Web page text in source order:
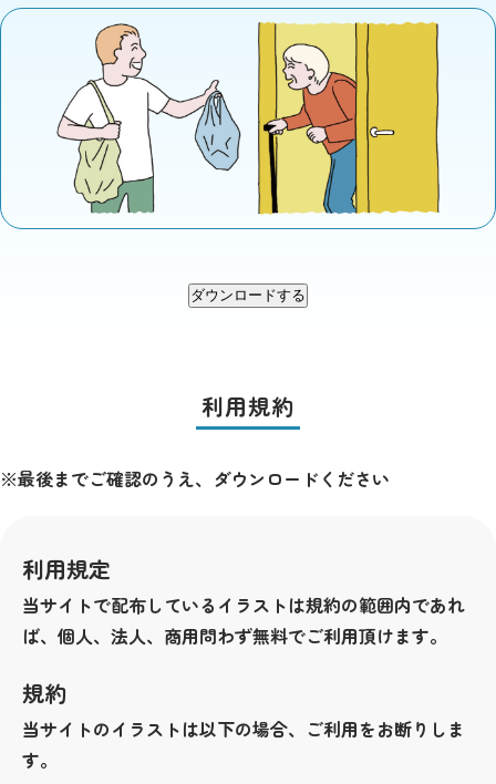
ダウンロードする
利用規約
※最後までご確認のうえ、ダウンロードください
利用規定
当サイトで配布しているイラストは規約の範囲内であれ
ば、個人、法人、商用問わず無料でご利用頂けます。
規約
当サイトのイラストは以下の場合、ご利用をお断りしま
す。